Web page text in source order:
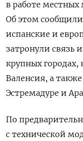
в работе
Об этом сообщили
испанские и
затронули связь
крупных городах,
Валенсия, а
Эстремадуре и
По
с технической